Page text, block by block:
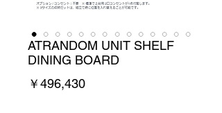
ATRANDOM UNIT SHELF
DINING BOARD
￥496,430価